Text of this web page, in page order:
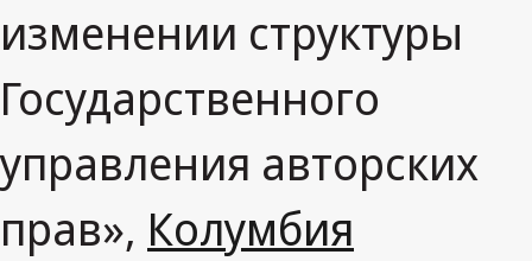
изменении структуры
Государственного
управления авторских
прав», Колумбия